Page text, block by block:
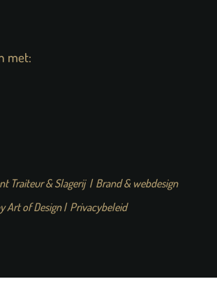
met:
Traiteur & Slagerij | Brand & webdesign
Art of Design| Privacybeleid